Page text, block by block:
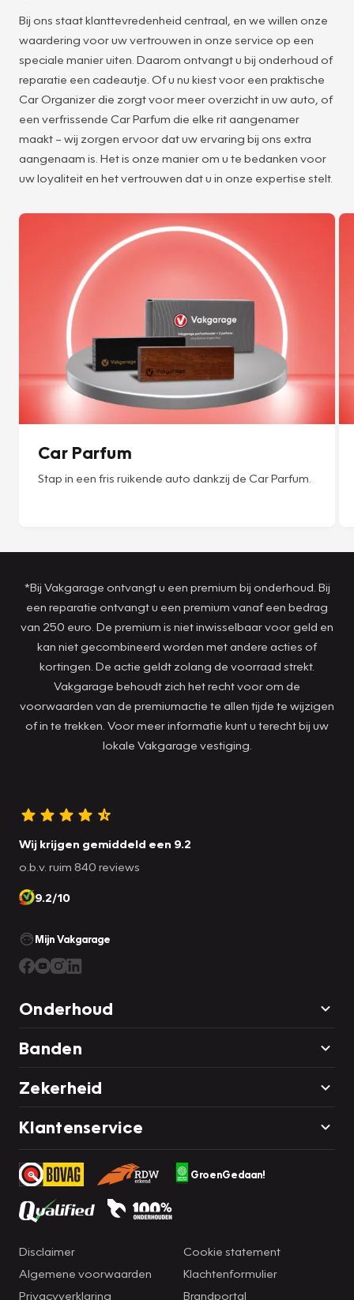
Bij ons staat klanttevredenheid centraal, en we willen onze
waardering voor uw vertrouwen in onze service op een
speciale manier uiten. Daarom ontvangt u bij onderhoud of
reparatie een cadeautje. Of u nu kiest voor een praktische
Car Organizer die zorgt voor meer overzicht in uw auto, of
een verfrissende Car Parfum die elke rit aangenamer
maakt – wij zorgen ervoor dat uw ervaring bij ons extra
aangenaam is. Het is onze manier om u te bedanken voor
uw loyaliteit en het vertrouwen dat u in onze expertise stelt.
Car Parfum
Stap in een fris ruikende auto dankzij de Car Parfum.
*Bij Vakgarage ontvangt u een premium bij onderhoud. Bij
een reparatie ontvangt u een premium vanaf een bedrag
van 250 euro. De premium is niet inwisselbaar voor geld en
kan niet gecombineerd worden met andere acties of
kortingen. De actie geldt zolang de voorraad strekt.
Vakgarage behoudt zich het recht voor om de
voorwaarden van de premiumactie te allen tijde te wijzigen
of in te trekken. Voor meer informatie kunt u terecht bij uw
lokale Vakgarage vestiging.
Wij krijgen gemiddeld een 9.2
o.b.v. ruim 840 reviews
9.2/10
Mijn Vakgarage
Onderhoud
Banden
Zekerheid
Klantenservice
GroenGedaan!
Disclaimer
Algemene voorwaarden
Privacyverklaring
Cookie statement
Klachtenformulier
Brandportal